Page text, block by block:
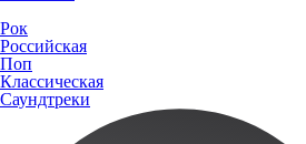
Рок
Российская
Поп
Классическая
Саундтреки